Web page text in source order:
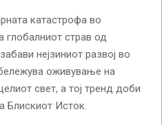
катастрофа во
глобалниот страв од
нејзиниот развој во
оживување на
свет, а тој тренд доби
Блискиот Исток.